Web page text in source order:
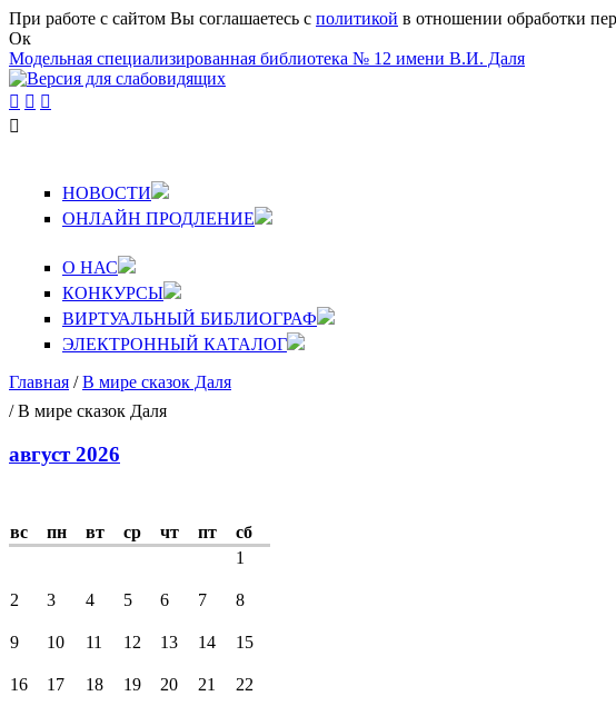
Перейти к основному содержанию
При работе с сайтом Вы соглашаетесь с политикой в отношении обработки
Ок
Модельная специализированная библиотека № 12 имени В.И. Даля
  

НОВОСТИ
ОНЛАЙН ПРОДЛЕНИЕ
О НАС
КОНКУРСЫ
ВИРТУАЛЬНЫЙ БИБЛИОГРАФ
ЭЛЕКТРОННЫЙ КАТАЛОГ
Вы здесь
Главная / В мире сказок Даля
/ В мире сказок Даля
август 2026
вс
пн вт ср чт пт
сб
1
2 3 4 5 6 7 8
9 10 11 12 13 14 15
16 17 18 19 20 21 22